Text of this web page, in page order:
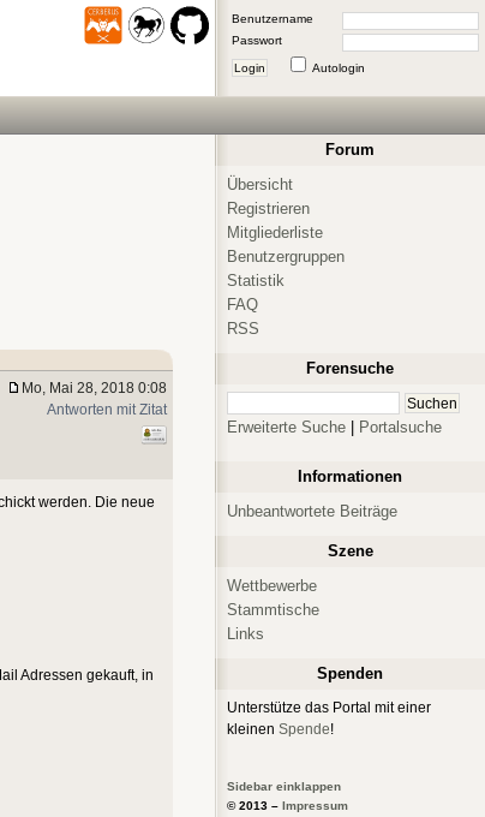
Benutzername
Passwort
Login Autologin
Mo, Mai 28, 2018 0:08
Antworten mit Zitat
werden. Die neue
Adressen gekauft, in
Forum
Übersicht
Registrieren
Mitgliederliste
Benutzergruppen
Statistik
FAQ
RSS
Forensuche
Erweiterte Suche Portalsuche
Informationen
Unbeantwortete Beiträge
Szene
Wettbewerbe
Stammtische
Links
Spenden
Unterstütze das Portal mit einer
kleinen Spende!
Sidebar einklappen
© 2013 – Impressum